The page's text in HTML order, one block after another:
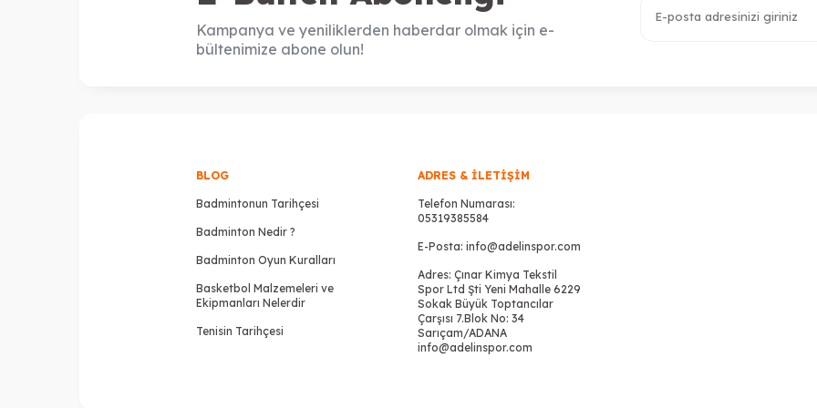
Kampanya ve yeniliklerden haberdar olmak için e-
bültenimize abone olun!
BLOG
Badmintonun Tarihçesi
Badminton Nedir ?
Badminton Oyun Kuralları
Basketbol Malzemeleri ve
Ekipmanları Nelerdir
Tenisin Tarihçesi
ADRES & İLETIŞIM
Telefon Numarası:
05319385584
E-Posta:info@adelinspor.com
Adres: Çınar Kimya Tekstil
Spor Ltd Şti Yeni Mahalle 6229
Sokak Büyük Toptancılar
Çarşısı 7.Blok No: 34
Sarıçam/ADANA
info@adelinspor.com